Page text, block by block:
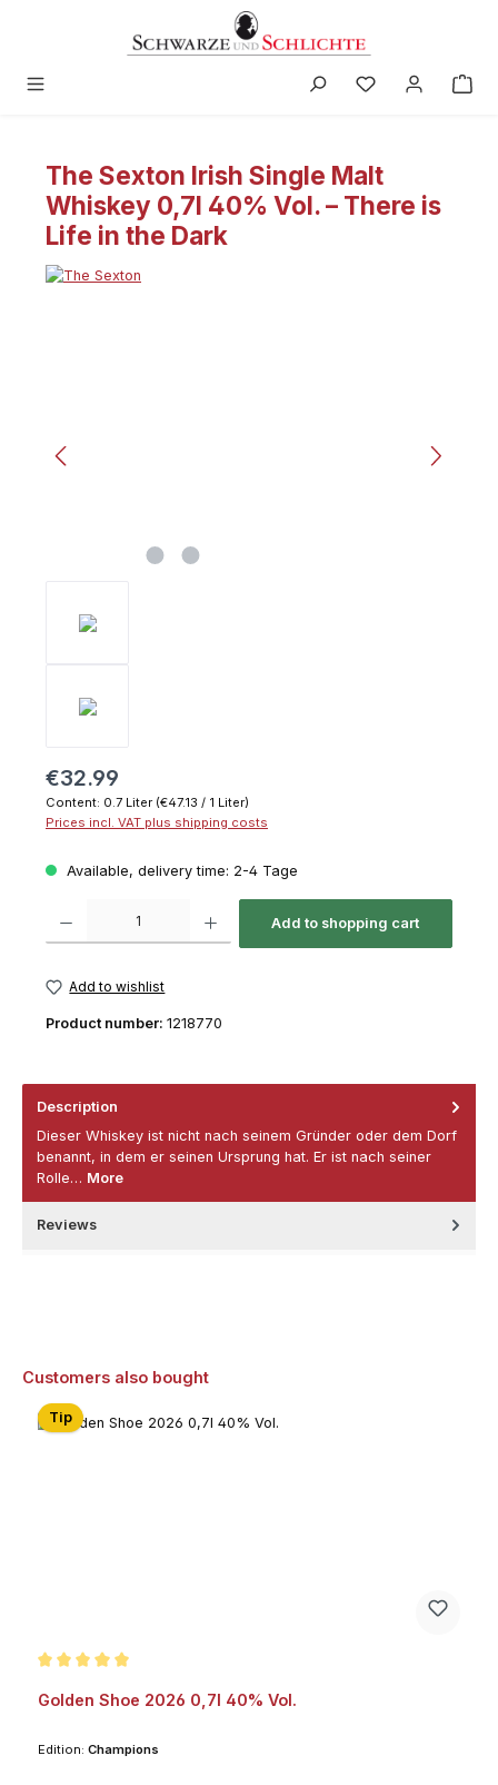
The Sexton Irish Single Malt
Whiskey 0,7l 40% Vol. – There is
Life in the Dark
€32.99
Content: 0.7 Liter (€47.13 / 1 Liter)
Prices incl. VAT plus shipping costs
Available, delivery time: 2-4 Tage
Add to shopping cart
Add to wishlist
Product number: 1218770
Description
Dieser Whiskey ist nicht nach seinem Gründer oder dem Dorf
benannt, in dem er seinen Ursprung hat. Er ist nach seiner
Rolle… More
Reviews
Skip product gallery
Customers also bought
Tip
Golden Shoe 2026 0,7l 40% Vol.
Edition: Champions